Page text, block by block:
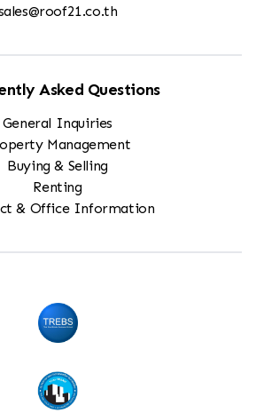
Asked Questions
General Inquiries
Management
Buying & Selling
Renting
& Office Information